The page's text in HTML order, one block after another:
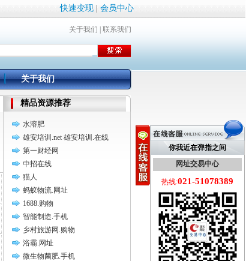
快速变现| 会员中心
你我近在弹指之间
网址交易中心
热线:021-51078389
关于我们 联系我们
关于我们
精品资源推荐
水溶肥
雄安培训.net 雄安培训.在线
第一财经网
中招在线
猫人
蚂蚁物流.网址
1688.购物
智能制造.手机
乡村旅游网.购物
浴霸.网址
微生物菌肥.手机